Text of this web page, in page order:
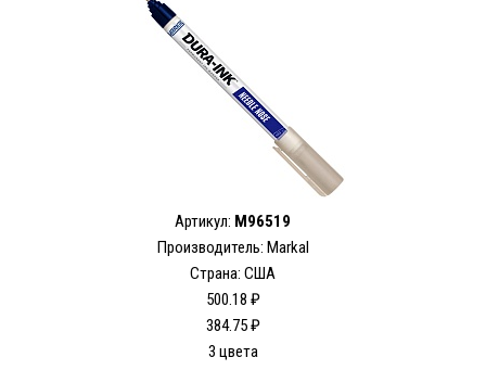
Артикул: M96519
Производитель: Markal
Страна: США
500.18 ₽
384.75 ₽
3 цвета